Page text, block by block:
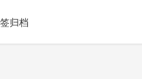
归档